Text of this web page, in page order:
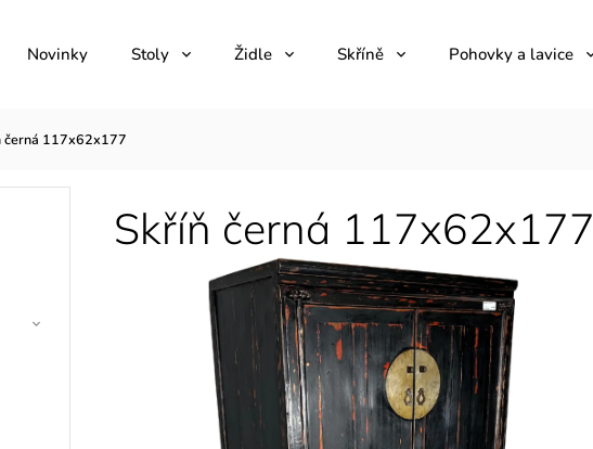
Novinky Stoly Židle Skříně Pohovky a lavice
černá 117x62x177
Skříň černá 117x62x177